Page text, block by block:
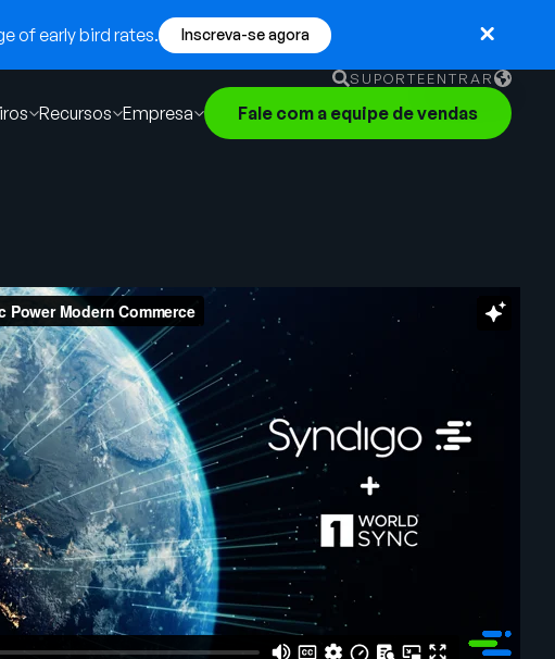
of early bird rates. Inscreva-se agora
SUPORTEENTRAR
English
German
Recursos Empresa Fale com a equipe de vendas